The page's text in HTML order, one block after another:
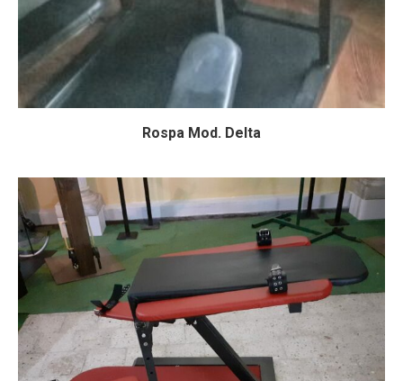
Rospa Mod. Delta